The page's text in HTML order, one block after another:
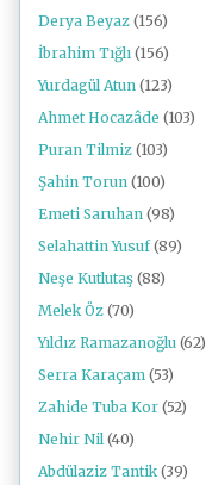
Derya Beyaz (156)
İbrahim Tığlı (156)
Yurdagül Atun (123)
Ahmet Hocazâde (103)
Puran Tilmiz (103)
Şahin Torun (100)
Emeti Saruhan (98)
Selahattin Yusuf (89)
Neşe Kutlutaş (88)
Melek Öz (70)
Yıldız Ramazanoğlu (62)
Serra Karaçam (53)
Zahide Tuba Kor (52)
Nehir Nil (40)
Abdülaziz Tantik (39)